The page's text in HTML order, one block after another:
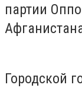
партии
Городской